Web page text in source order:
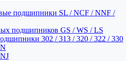
подшипники SL / NCF / NNF /
подшипников GS / WS / LS
302 / 313 / 320 / 322 / 330